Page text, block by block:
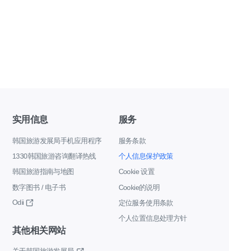
实用信息
韩国旅游发展局手机应用程序
1330韩国旅游咨询翻译热线
韩国旅游指南与地图
数字图书 / 电子书
Odii
服务
服务条款
个人信息保护政策
Cookie 设置
Cookie的说明
定位服务使用条款
个人位置信息处理方针
其他相关网站